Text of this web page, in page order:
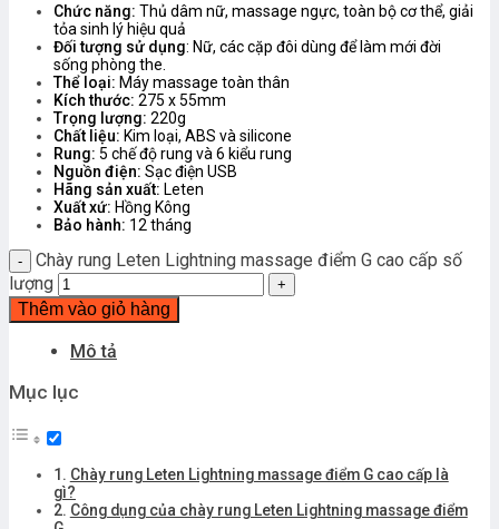
Chức năng: Thủ dâm nữ, massage ngực, toàn bộ cơ thể, giải
tỏa sinh lý hiệu quả
Đối tượng sử dụng: Nữ, các cặp đôi dùng để làm mới đời
sống phòng the.
Thể loại: Máy massage toàn thân
Kích thước: 275 x 55mm
Trọng lượng: 220g
Chất liệu: Kim loại, ABS và silicone
Rung: 5 chế độ rung và 6 kiểu rung
Nguồn điện: Sạc điện USB
Hãng sản xuất: Leten
Xuất xứ: Hồng Kông
Bảo hành: 12 tháng
Chày rung Leten Lightning massage điểm G cao cấp số
lượng
Thêm vào giỏ hàng
Mô tả
Mục lục
Chày rung Leten Lightning massage điểm G cao cấp là
gì?
Công dụng của chày rung Leten Lightning massage điểm